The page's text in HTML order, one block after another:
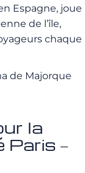
Espagne, joue
de l’île,
chaque
de Majorque
la
Paris –